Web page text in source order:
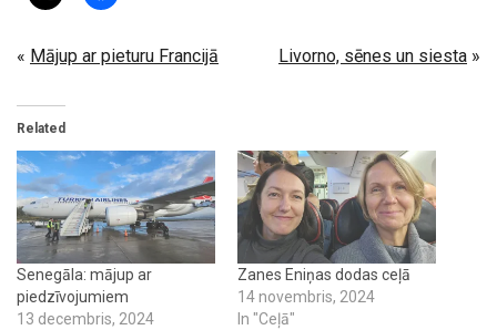
« Mājup ar pieturu Francijā Livorno, sēnes un siesta »
Related
Senegāla: mājup ar
piedzīvojumiem
13 decembris, 2024
Zanes Eniņas dodas ceļā
14 novembris, 2024
In "Ceļā"